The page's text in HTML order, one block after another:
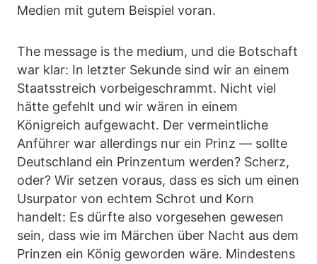
Medien mit gutem Beispiel voran.
The message is the medium, und die Botschaft
war klar: In letzter Sekunde sind wir an einem
Staatsstreich vorbeigeschrammt. Nicht viel
hätte gefehlt und wir wären in einem
Königreich aufgewacht. Der vermeintliche
Anführer war allerdings nur ein Prinz — sollte
Deutschland ein Prinzentum werden? Scherz,
oder? Wir setzen voraus, dass es sich um einen
Usurpator von echtem Schrot und Korn
handelt: Es dürfte also vorgesehen gewesen
sein, dass wie im Märchen über Nacht aus dem
Prinzen ein König geworden wäre. Mindestens